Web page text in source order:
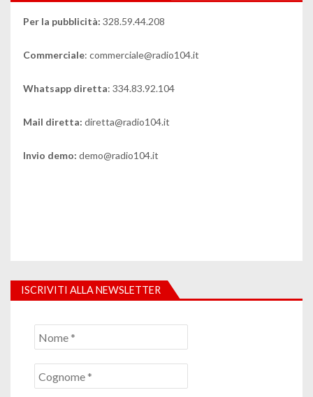
Per la pubblicità: 328.59.44.208
Commerciale: commerciale@radio104.it
Whatsapp diretta: 334.83.92.104
Mail diretta: diretta@radio104.it
Invio demo: demo@radio104.it
ISCRIVITI ALLA NEWSLETTER